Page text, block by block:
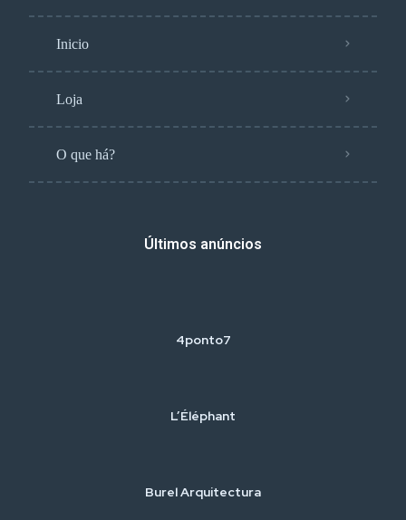
Inicio
Loja
O que há?
Últimos anúncios
4ponto7
L’Éléphant
Burel Arquitectura